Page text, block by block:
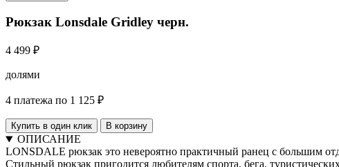
Рюкзак Lonsdale Gridley черн.
4 499 ₽
долями
4 платежа по 1 125 ₽
Купить в один клик В корзину
ОПИСАНИЕ
LONSDALE рюкзак это невероятно практичный ранец с большим
Стильный рюкзак пригодится любителям спорта, бега,